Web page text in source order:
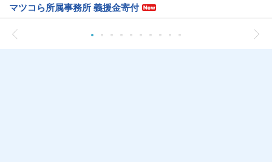
マツコら所属事務所 義援金寄付